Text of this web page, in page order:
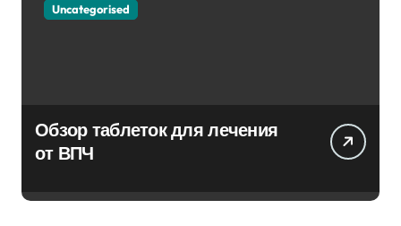
Uncategorised
Обзор таблеток для лечения
от ВПЧ